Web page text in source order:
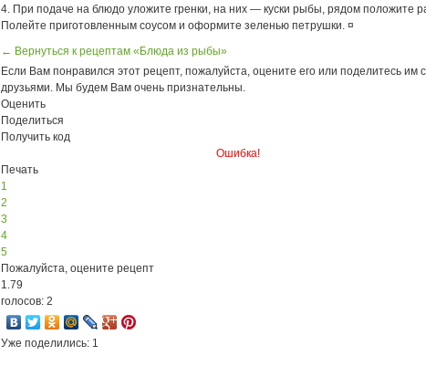
4. При подаче на блюдо уложите гренки, на них — куски рыбы, рядом положите
Полейте приготовленным соусом и оформите зеленью петрушки. ¤
← Вернуться к рецептам «Блюда из рыбы»
Если Вам понравился этот рецепт, пожалуйста, оцените его или поделитесь им с
друзьями. Мы будем Вам очень признательны.
Оценить
Поделиться
Получить код
Ошибка!
Печать
1
2
3
4
5
Пожалуйста, оцените рецепт
1.79
голосов: 2
Уже поделились: 1